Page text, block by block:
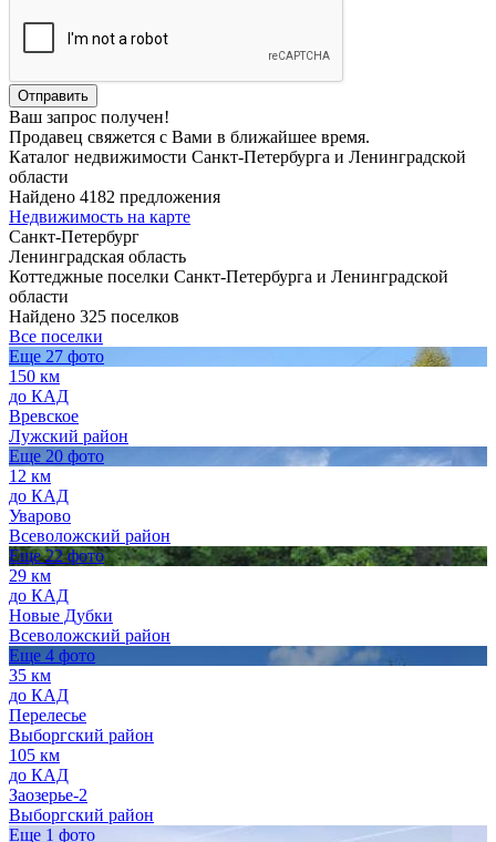
Ваш запрос получен!
Продавец свяжется с Вами в ближайшее время.
Каталог недвижимости Санкт-Петербурга и Ленинградской
области
Найдено 4182 предложения
Недвижимость на карте
Санкт-Петербург
Ленинградская область
Коттеджные поселки Санкт-Петербурга и Ленинградской
области
Найдено 325 поселков
Все поселки
Еще 27 фото
150 км
до КАД
Вревское
Лужский район
Еще 20 фото
12 км
до КАД
Уварово
Всеволожский район
Еще 22 фото
29 км
до КАД
Новые Дубки
Всеволожский район
Еще 4 фото
35 км
до КАД
Перелесье
Выборгский район
105 км
до КАД
Заозерье-2
Выборгский район
Еще 1 фото